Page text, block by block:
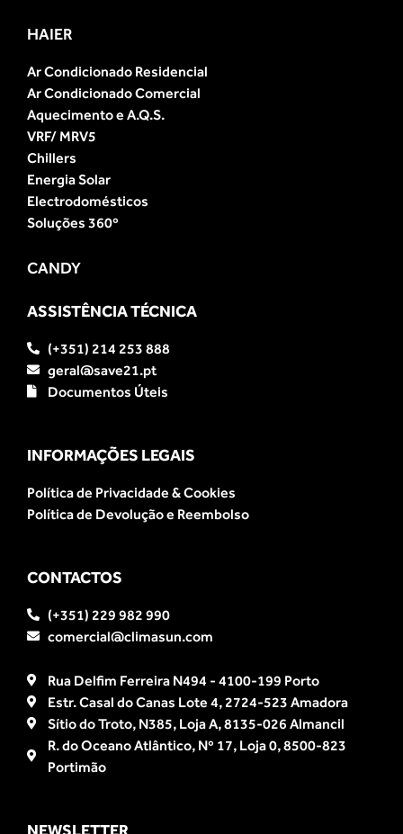
HAIER
Ar Condicionado Residencial
Ar Condicionado Comercial
Aquecimento e A.Q.S.
VRF/ MRV5
Chillers
Energia Solar
Electrodomésticos
Soluções 360º
CANDY
ASSISTÊNCIA TÉCNICA
(+351) 214 253 888
geral@save21.pt
Documentos Úteis
INFORMAÇÕES LEGAIS
Política de Privacidade & Cookies
Política de Devolução e Reembolso
CONTACTOS
(+351) 229 982 990
comercial@climasun.com
Rua Delfim Ferreira N494 - 4100-199 Porto
Estr. Casal do Canas Lote 4, 2724-523 Amadora
Sítio do Troto, N385, Loja A, 8135-026 Almancil
R. do Oceano Atlântico, Nº 17, Loja 0, 8500-823
Portimão
NEWSLETTER